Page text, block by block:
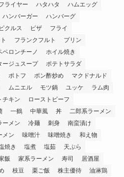
ライヤー ハタハタ
ハムエッグ
ハンバーガー
ハンバーグ
ピクルス ピザ
フライ
フランクフルト
プリン
ペロンチーノ
ホイル焼き
ージュスープ
ポテトサラダ
ポトフ ポン酢炒め
マクドナルド
ムニエル モツ鍋 ユッケ
ラム肉
チキン
ローストビーフ
一鶴 中華風 丼
二郎系ラーメン
ーメン 冷麺 刺身
南蛮漬け
メン 味噌汁 味噌焼き
和え物
焼き 塩煮 塩茹
天ぷら
飯 家系ラーメン 寿司
居酒屋
枝豆 栗ご飯 株主優待 油淋鶏